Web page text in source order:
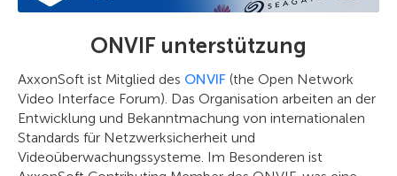
ONVIF unterstützung
AxxonSoft ist Mitglied des ONVIF (the Open Network
Video Interface Forum). Das Organisation arbeiten an der
Entwicklung und Bekanntmachung von internationalen
Standards für Netzwerksicherheit und
Videoüberwachungssysteme. Im Besonderen ist